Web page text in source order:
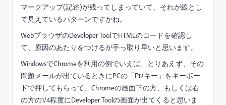
マークアップ(記述)が残ってしまっていて、それが線とし
て見えているパターンですかね。
WebブラウザのDeveloper ToolでHTMLのコードを確認し
て、原因のあたりをつけるが手っ取り早いと思います。
WindowsでChromeを利用の例でいえば、とりあえず、その
問題メールが出ているときにPCの「F12キー」をキーボー
ドで押してもらって、Chromeの画面下の方、もしくは右
の方の1/4程度にDeveloper Toolの画面が出てくると思いま